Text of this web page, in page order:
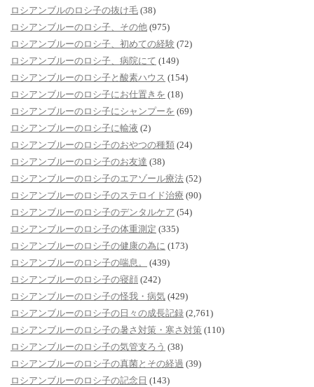
ロシアンブルのロシ子の抜け毛 (38)
ロシアンブルーのロシ子、その他 (975)
ロシアンブルーのロシ子、初めての経験 (72)
ロシアンブルーのロシ子、病院にて (149)
ロシアンブルーのロシ子と酸素ハウス (154)
ロシアンブルーのロシ子にお仕置きを (18)
ロシアンブルーのロシ子にシャンプーを (69)
ロシアンブルーのロシ子に輸液 (2)
ロシアンブルーのロシ子のおやつの種類 (24)
ロシアンブルーのロシ子のお友達 (38)
ロシアンブルーのロシ子のエアゾール療法 (52)
ロシアンブルーのロシ子のステロイド治療 (90)
ロシアンブルーのロシ子のデンタルケア (54)
ロシアンブルーのロシ子の体重測定 (335)
ロシアンブルーのロシ子の健康の為に (173)
ロシアンブルーのロシ子の喘息。
(439)
ロシアンブルーのロシ子の寝顔 (242)
ロシアンブルーのロシ子の怪我・病気 (429)
ロシアンブルーのロシ子の日々の成長記録 (2,761)
ロシアンブルーのロシ子の暑さ対策・寒さ対策 (110)
ロシアンブルーのロシ子の気管支ろう (38)
ロシアンブルーのロシ子の真菌とその経過 (39)
ロシアンブルーのロシ子の記念日 (143)